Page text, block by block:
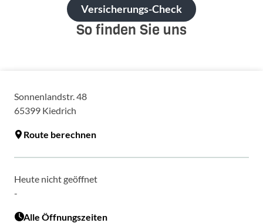
Versicherungs-Check
So finden Sie uns
Sonnenlandstr. 48
65399 Kiedrich
Route berechnen
Heute nicht geöffnet
-
Alle Öffnungszeiten